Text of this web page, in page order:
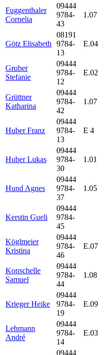
Fuggenthaler
Cornelia
09444
9784-
43
1.07
Götz Elisabeth
08191
9784-
13
E.04
Gruber
Stefanie
09444
9784-
12
E.02
Grüttner
Katharina
09444
9784-
42
1.07
Huber Franz
09444
9784-
13
E 4
Huber Lukas
09444
9784-
30
1.01
Hund Agnes
09444
9784-
37
1.05
Kerstin Gueli
09444
9784-
45
Köglmeier
Kristina
09444
9784-
46
E.07
Konschelle
Samuel
09444
9784-
44
1.08
Krieger Heike
09444
9784-
19
E.09
Lehmann
André
09444
9784-
14
E.03
09444